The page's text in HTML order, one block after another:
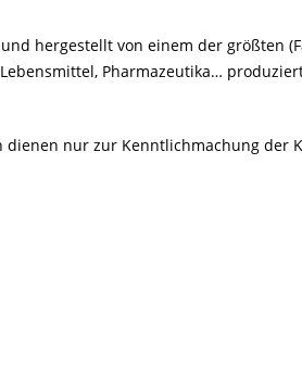
hergestellt von einem der größten
Pharmazeutika…
nur zur Kenntlichmachung